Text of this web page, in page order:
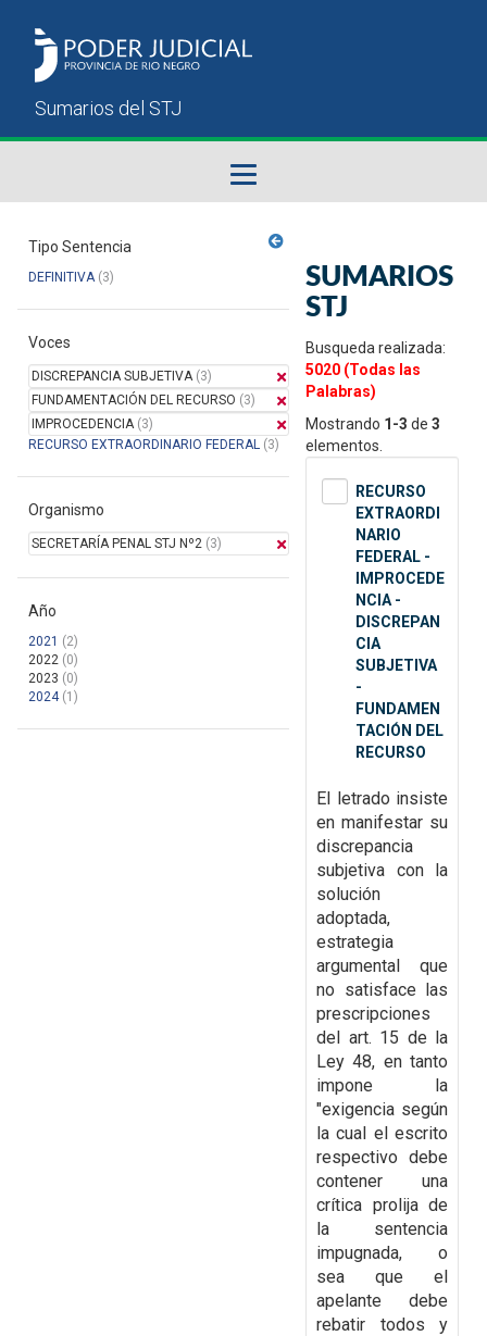
Sumarios del STJ
Manual del Usuario
Tipo Sentencia
DEFINITIVA(3)
Voces
DISCREPANCIA SUBJETIVA(3)
FUNDAMENTACIÓN DEL RECURSO (3)
IMPROCEDENCIA(3)
RECURSO EXTRAORDINARIO FEDERAL (3)
Organismo
SECRETARÍA PENAL STJ Nº2 (3)
Año
2021 (2)
2022 (0)
2023 (0)
2024(1)
SUMARIOS
STJ
Busqueda realizada:
5020 (Todas las
Palabras)
Mostrando 1-3 de 3
elementos.
RECURSO
EXTRAORDI
NARIO
FEDERAL -
IMPROCEDE
NCIA -
DISCREPAN
CIA
SUBJETIVA
-
FUNDAMEN
TACIÓN DEL
RECURSO
El letrado insiste
en manifestar su
discrepancia
subjetiva con la
solución
adoptada,
estrategia
argumental que
no satisface las
prescripciones
del art. 15 de la
Ley 48, en tanto
impone la
"exigencia según
la cual el escrito
respectivo debe
contener una
crítica prolija de
la sentencia
impugnada, o
sea que el
apelante debe
rebatir todos y